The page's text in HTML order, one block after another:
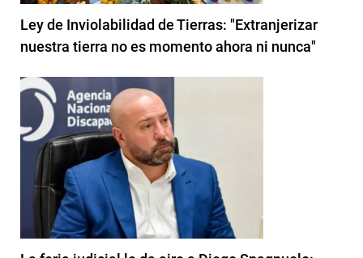
Ley de Inviolabilidad de Tierras: "Extranjerizar
nuestra tierra no es momento ahora ni nunca"